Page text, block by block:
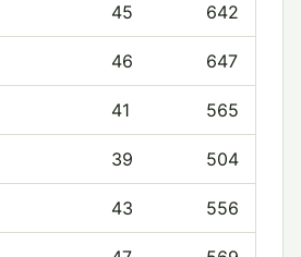
45 642
46 647
41 565
39 504
43 556